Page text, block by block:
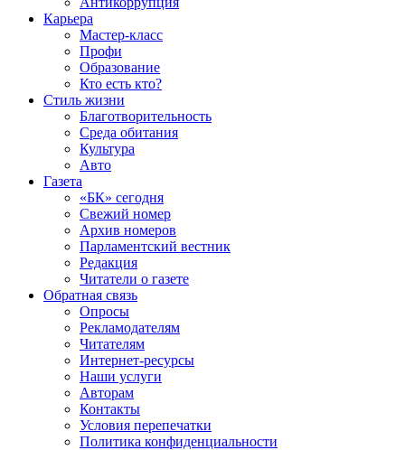
Карьера
Мастер-класс
Профи
Образование
Кто есть кто?
Стиль жизни
Благотворительность
Среда обитания
Культура
Авто
Газета
«БК» сегодня
Свежий номер
Архив номеров
Парламентский вестник
Редакция
Читатели о газете
Обратная связь
Опросы
Рекламодателям
Читателям
Интернет-ресурсы
Наши услуги
Авторам
Контакты
Условия перепечатки
Политика конфиденциальности